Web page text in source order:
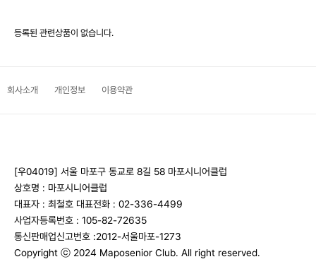
등록된 관련상품이 없습니다.
회사소개 개인정보 이용약관
[우04019] 서울 마포구 동교로 8길 58 마포시니어클럽
상호명 : 마포시니어클럽
대표자 : 최철호 대표전화 : 02-336-4499
사업자등록번호 : 105-82-72635
통신판매업신고번호 :2012-서울마포-1273
Copyright ⓒ 2024 Maposenior Club. All right reserved.